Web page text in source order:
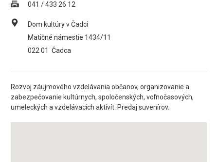
041 / 433 26 12
Dom kultúry v Čadci
Matičné námestie 1434/11
022 01 Čadca
Rozvoj záujmového vzdelávania občanov, organizovanie a
zabezpečovanie kultúrnych, spoločenských, voľnočasových,
umeleckých a vzdelávacích aktivít. Predaj suvenírov.